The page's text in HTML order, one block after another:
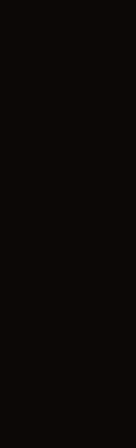
general de los
importantes de
Conoce
Notiexpress
Equipo de